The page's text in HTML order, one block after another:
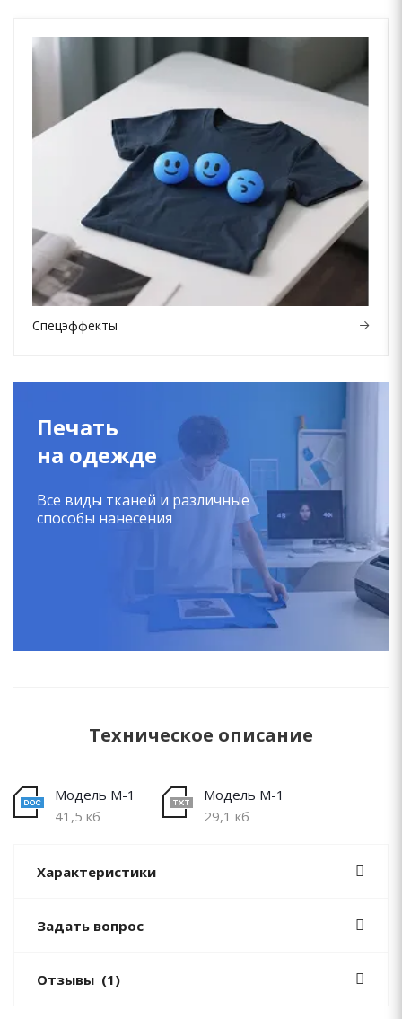
Спецэффекты
Печать
на одежде
Все виды тканей и различные
способы нанесения
Техническое описание
Модель М-1
41,5 кб
Модель М-1
29,1 кб
Характеристики
Задать вопрос
Отзывы (1)